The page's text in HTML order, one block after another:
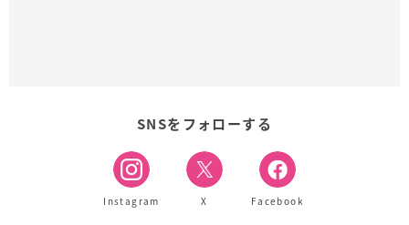
SNSをフォローする
Instagram X Facebook